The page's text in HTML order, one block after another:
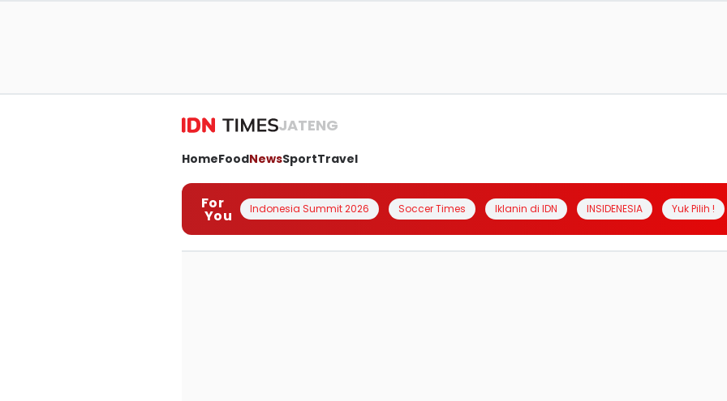
JATENG
HomeFoodNewsSportTravel
For
You Indonesia Summit 2026 Soccer Times Iklanin di IDN INSIDENESIA Yuk Pilih !